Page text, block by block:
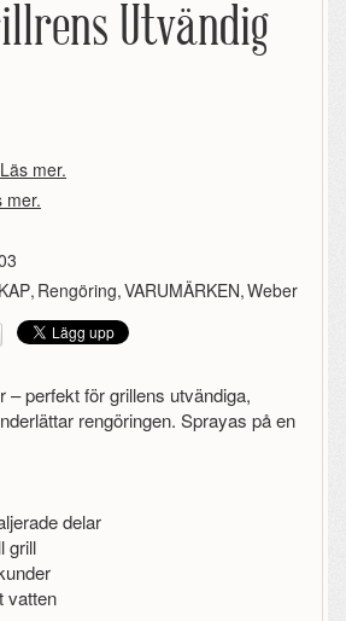
Utvändig
Läs mer.
mer.
, Rengöring,VARUMÄRKEN,Weber
– perfekt för grillens utvändiga,
rengöringen. Sprayas på en
delar
grill
vatten